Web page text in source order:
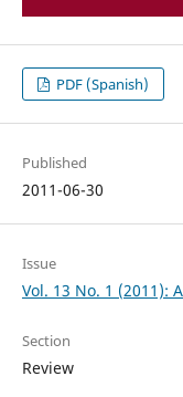
PDF (Spanish)
Published
2011-06-30
Issue
Vol. 13 No. 1 (2011):
Section
Review